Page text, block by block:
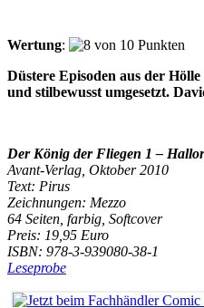
Wertung:
Düstere Episoden aus der
und stilbewusst umgesetzt.
Der König der Fliegen 1 –
Avant-Verlag, Oktober 2010
Text: Pirus
Zeichnungen: Mezzo
64 Seiten, farbig, Softcover
Preis: 19,95 Euro
ISBN: 978-3-939080-38-1
Leseprobe